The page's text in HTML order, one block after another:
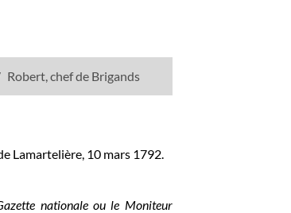
Robert, chef de Brigands
Lamartelière, 10 mars 1792.
nationale ou le Moniteur